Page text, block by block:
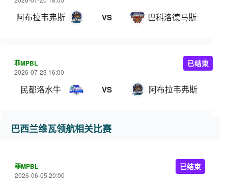
阿布拉韦弗斯 VS 巴科洛德马斯卡拉
菲MPBL
2026-07-23 16:00
民都洛水牛 VS 阿布拉韦弗斯
已结束
巴西兰维瓦领航相关比赛
菲MPBL
2026-06-05 20:00
已结束